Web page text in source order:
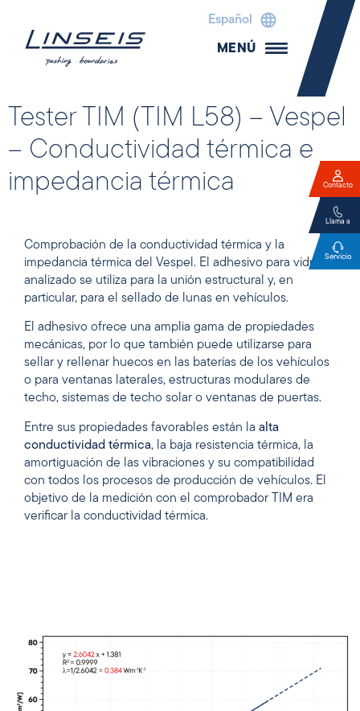
Español
MENÚ
Tester TIM (TIM L58) – Vespel
– Conductividad térmica e
impedancia térmica
Comprobación de la conductividad térmica y la
impedancia térmica del Vespel. El adhesivo para vidrio
analizado se utiliza para la unión estructural y, en
particular, para el sellado de lunas en vehículos.
El adhesivo ofrece una amplia gama de propiedades
mecánicas, por lo que también puede utilizarse para
sellar y rellenar huecos en las baterías de los vehículos
o para ventanas laterales, estructuras modulares de
techo, sistemas de techo solar o ventanas de puertas.
Entre sus propiedades favorables están la alta
conductividad térmica, la baja resistencia térmica, la
amortiguación de las vibraciones y su compatibilidad
con todos los procesos de producción de vehículos. El
objetivo de la medición con el comprobador TIM era
verificar la conductividad térmica.
Contacto
Llama a
Servicio